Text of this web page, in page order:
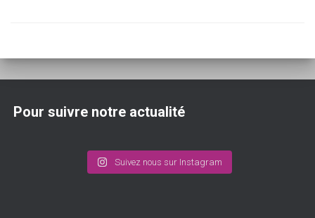
Pour suivre notre actualité
Suivez nous sur Instagram